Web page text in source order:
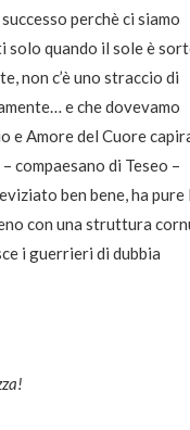
perchè ci siamo
solo quando il sole è
non c’è uno straccio di
e che dovevamo
e Amore del Cuore
di Teseo –
ben bene, ha pure
con una struttura
i guerrieri di dubbia